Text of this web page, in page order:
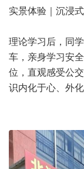
实景体验｜沉浸
理论学习后，同
车，亲身学习安
位，直观感受公
识内化于心、外化